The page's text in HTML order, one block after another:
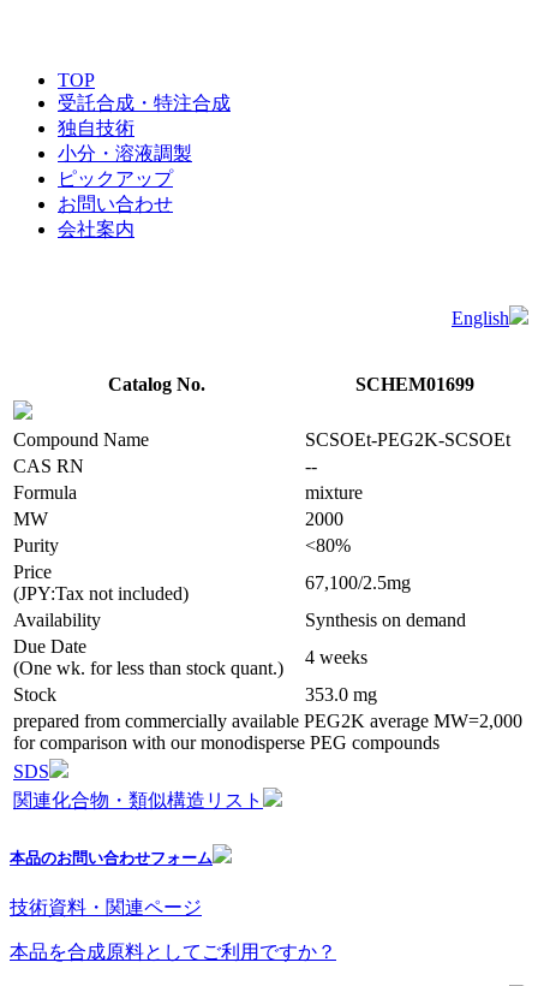
TOP
受託合成・特注合成
独自技術
小分・溶液調製
ピックアップ
お問い合わせ
会社案内
English
Catalog No. SCHEM01699
Compound Name
SCSOEt-PEG2K-SCSOEt
CAS RN
--
Formula
mixture
MW
2000
Purity
<80%
Price
(JPY:Tax not included)
67,100/2.5mg
Availability
Synthesis on demand
Due Date
(One wk. for less than stock quant.)
4 weeks
Stock
353.0 mg
prepared from commercially available PEG2K average MW=2,000
for comparison with our monodisperse PEG compounds
SDS
関連化合物・類似構造リスト
本品のお問い合わせフォーム
技術資料・関連ページ
本品を合成原料としてご利用ですか？